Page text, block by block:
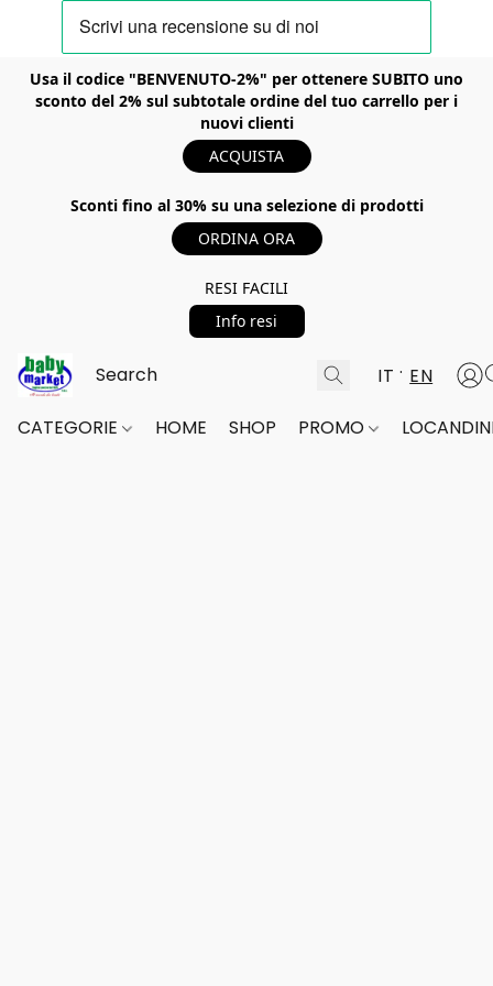
Usa il codice "BENVENUTO-2%" per ottenere SUBITO uno
sconto del 2% sul subtotale ordine del tuo carrello per i
nuovi clienti
ACQUISTA
Sconti fino al 30% su una selezione di prodotti
ORDINA ORA
RESI FACILI
Info resi
IT EN
CATEGORIE HOME SHOP PROMO